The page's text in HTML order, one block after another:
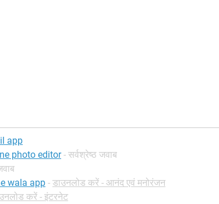
app
photo editor - सर्वश्रेष्ठ जवाब
wala app - डाउनलोड करें - आनंद एवं मनोरंजन
करें - इंटरनेट